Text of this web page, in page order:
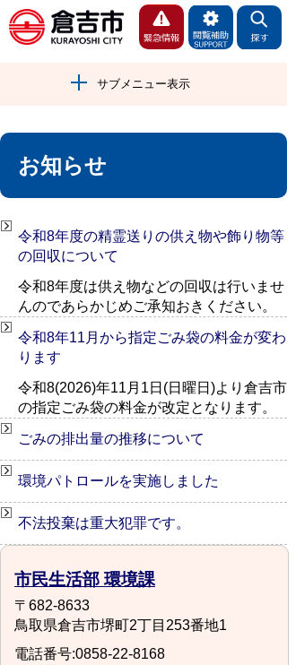
サブメニュー表示
お知らせ
令和8年度の精霊送りの供え物や飾り物等
の回収について
令和8年度は供え物などの回収は行いませ
んのであらかじめご承知おきください。
令和8年11月から指定ごみ袋の料金が変わ
ります
令和8(2026)年11月1日(日曜日)より倉吉市
の指定ごみ袋の料金が改定となります。
ごみの排出量の推移について
環境パトロールを実施しました
不法投棄は重大犯罪です。
市民生活部 環境課
〒682-8633
鳥取県倉吉市堺町2丁目253番地1
電話番号:0858-22-8168